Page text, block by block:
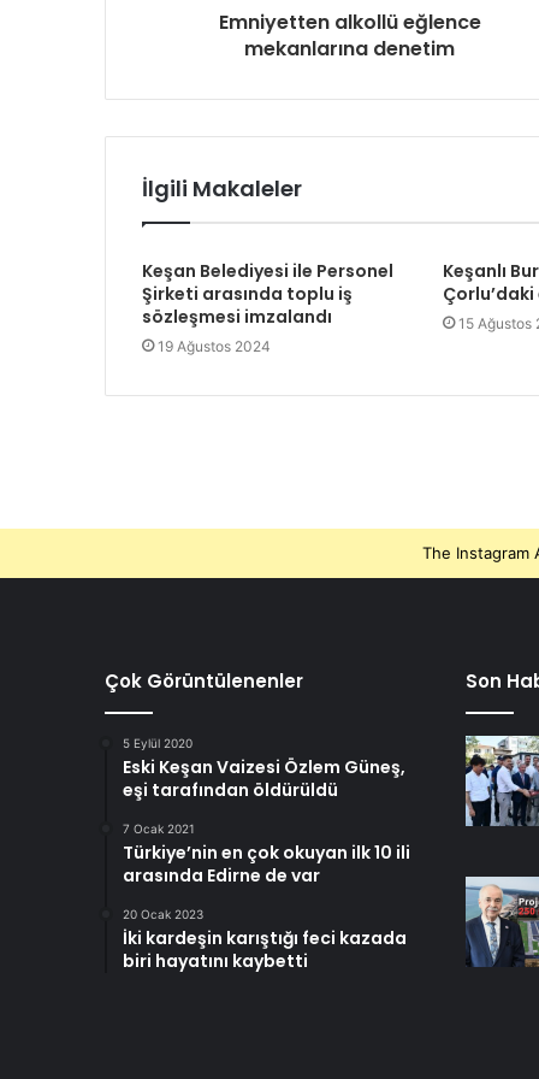
n
Emniyetten alkollü eğlence
mekanlarına denetim
İlgili Makaleler
Keşan Belediyesi ile Personel
Şirketi arasında toplu iş
sözleşmesi imzalandı
19 Ağustos 2024
Keşanlı
15 Ağustos
The Instagram
Çok Görüntülenenler
5 Eylül 2020
Eski Keşan Vaizesi Özlem Güneş,
eşi tarafından öldürüldü
7 Ocak 2021
Türkiye’nin en çok okuyan ilk 10 ili
arasında Edirne de var
20 Ocak 2023
İki kardeşin karıştığı feci kazada
biri hayatını kaybetti
Son